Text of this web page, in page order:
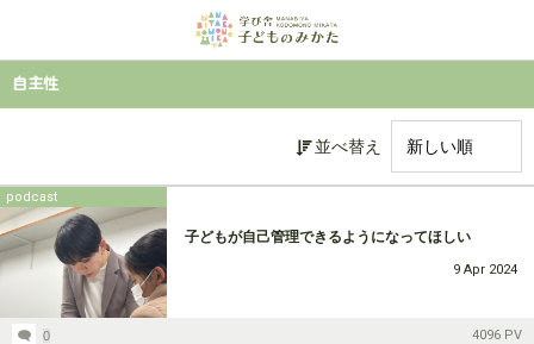
自主性
並べ替え
podcast
子どもが自己管理できるようになってほしい
9 Apr 2024
0 4096 PV
中学１・２年生コース
中学３年生コース